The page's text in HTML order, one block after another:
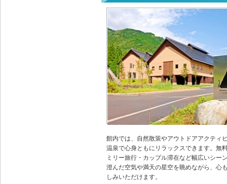
館内では、自然散策やアウトドアアクティ
温泉で心身ともにリラックスできます。無
ミリー旅行・カップル滞在など幅広いシー
澄んだ空気や満天の星空を眺めながら、心
しみいただけます。